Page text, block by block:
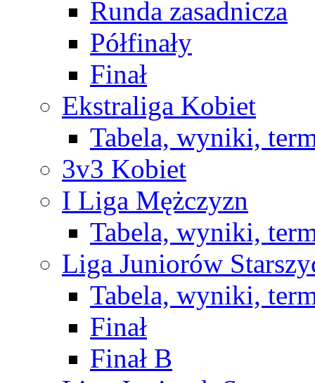
Runda zasadnicza
Półfinały
Finał
Ekstraliga Kobiet
Tabela, wyniki,
3v3 Kobiet
I Liga Mężczyzn
Tabela, wyniki,
Liga Juniorów
Tabela, wyniki,
Finał
Finał B